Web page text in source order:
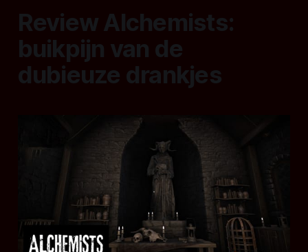
Review Alchemists:
buikpijn van de
dubieuze drankjes